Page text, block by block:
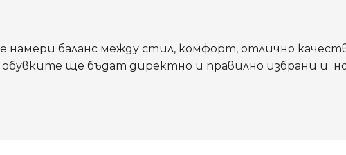
намери баланс между стил, комфорт, отлично
ще бъдат директно и правилно избрани и